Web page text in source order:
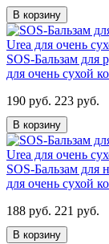
В корзину
SOS-Бальзам
для очень сухой
190 руб. 223 руб.
В корзину
SOS-Бальзам
для очень сухой
188 руб. 221 руб.
В корзину